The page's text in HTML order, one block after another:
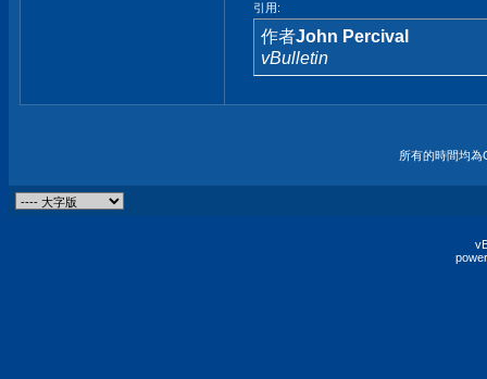
引用:
作者John Percival
vBulletin
所有的時間均為